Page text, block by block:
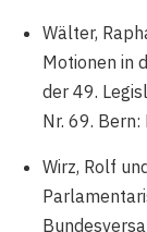
Wälter,
Motionen in
der 49.
Nr. 69. Bern:
Wirz, Rolf